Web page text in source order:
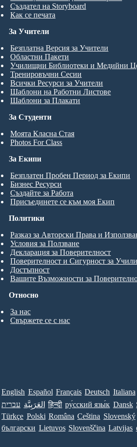
Създател на Storyboard
Как се печата
За Студенти
Моята Класна Стая
Photos For Class
За Учители
Безплатна Версия за Учители
Областни Пакети
Училищни Библиотеки и Медийни
Тренировъчни Сесии
Всички Ресурси за Учители
Шаблони на Работни Листове
Шаблони за Плакати
За Екипи
Безплатен Пробен Период за Екипи
Бизнес Ресурси
Създайте за Работа
Присъединете се към моя Екип
Относно
За нас
Свържете се с нас
Политики
Разказ за Авторски Права и
Условия за Ползване
Декларация за Поверителност
Поверителност и Сигурност за
Достъпност
Вашите Възможности за
English Español Français Deutsch Italiana
עברית العَرَبِيَّة हिन्दी ру́сский язы́к Dansk
Türkçe Polski Româna Ceština Slovenský
български Lietuvos Slovenščina Latvijas